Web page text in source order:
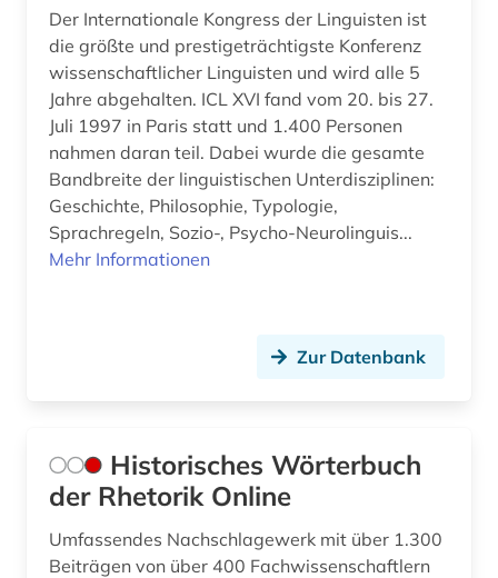
Der Internationale Kongress der Linguisten ist
die größte und prestigeträchtigste Konferenz
wissenschaftlicher Linguisten und wird alle 5
Jahre abgehalten. ICL XVI fand vom 20. bis 27.
Juli 1997 in Paris statt und 1.400 Personen
nahmen daran teil. Dabei wurde die gesamte
Bandbreite der linguistischen Unterdisziplinen:
Geschichte, Philosophie, Typologie,
Sprachregeln, Sozio-, Psycho-Neurolinguis...
Mehr Informationen
Zur Datenbank
Historisches Wörterbuch
der Rhetorik Online
Umfassendes Nachschlagewerk mit über 1.300
Beiträgen von über 400 Fachwissenschaftlern